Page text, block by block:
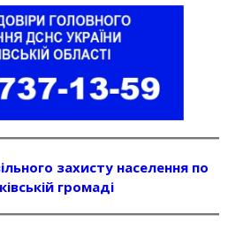
захисту населення по
громаді